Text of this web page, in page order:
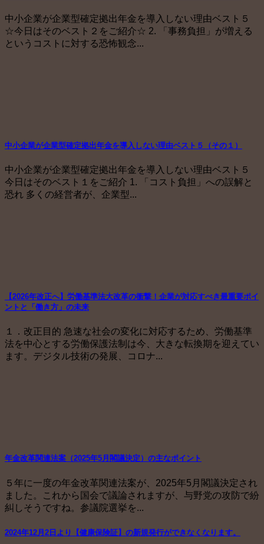
中小企業が企業型確定拠出年金を導入しない理由ベスト５
☆今日はそのベスト２をご紹介☆ 2. 「事務負担」が増える
というコストに対する恐怖観念...
中小企業が企業型確定拠出年金を導入しない理由ベスト５（その１）
中小企業が企業型確定拠出年金を導入しない理由ベスト５
今日はそのベスト１をご紹介 1. 「コスト負担」への誤解と
恐れ 多くの経営者が、企業型...
【2026年改正へ】労働基準法大改革の衝撃！企業が対応すべき最重要ポイ
ントと「働き方」の未来
１．改正目的 急速な社会の変化に対応するため、労働基準
法を中心とする労働保護法制は今、大きな転換期を迎えてい
ます。デジタル技術の発展、コロナ...
年金改革関連法案（2025年5月閣議決定）の主なポイント
５年に一度の年金改革関連法案が、2025年5月閣議決定され
ました。これから国会で議論されますが、与野党の攻防で紛
糾しそうですね。参議院選挙を...
2024年12月2日より【健康保険証】の新規発行ができなくなります。